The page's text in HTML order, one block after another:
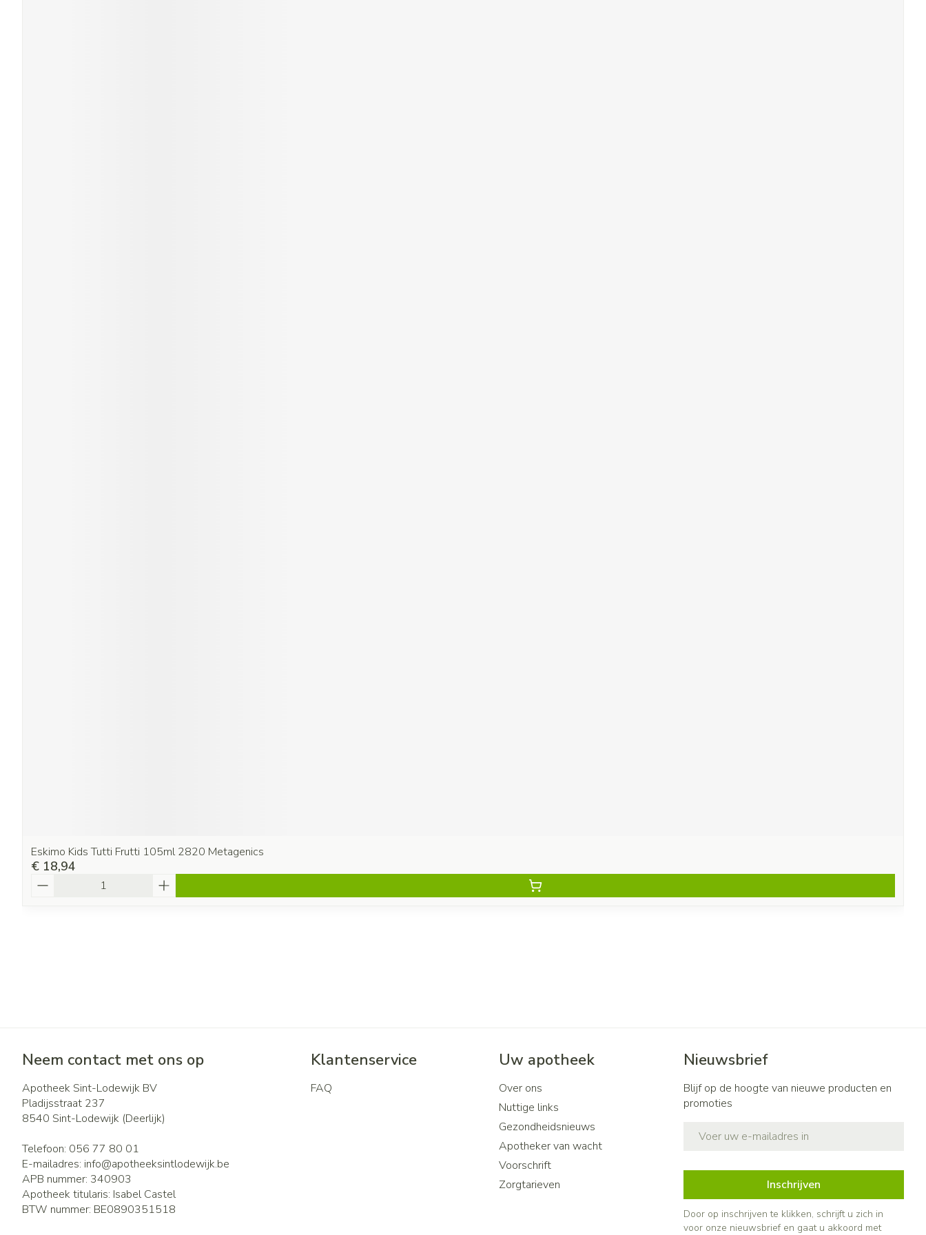
Eskimo Kids Tutti Frutti 105ml 2820 Metagenics
€ 18,94
Neem contact met ons op
Apotheek Sint-Lodewijk BV
Pladijsstraat 237
8540 Sint-Lodewijk (Deerlijk)
Telefoon: 056 77 80 01
E-mailadres: info@apotheeksintlodewijk.be
APB nummer: 340903
Apotheek titularis: Isabel Castel
BTW nummer: BE0890351518
Klantenservice
FAQ
Uw apotheek
Over ons
Nuttige links
Gezondheidsnieuws
Apotheker van wacht
Voorschrift
Zorgtarieven
Nieuwsbrief
Blijf op de hoogte van nieuwe producten en
promoties
Inschrijven
Door op inschrijven te klikken, schrijft u zich in
voor onze nieuwsbrief en gaat u akkoord met